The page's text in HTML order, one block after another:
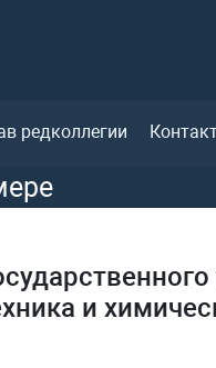
редколлегии
и